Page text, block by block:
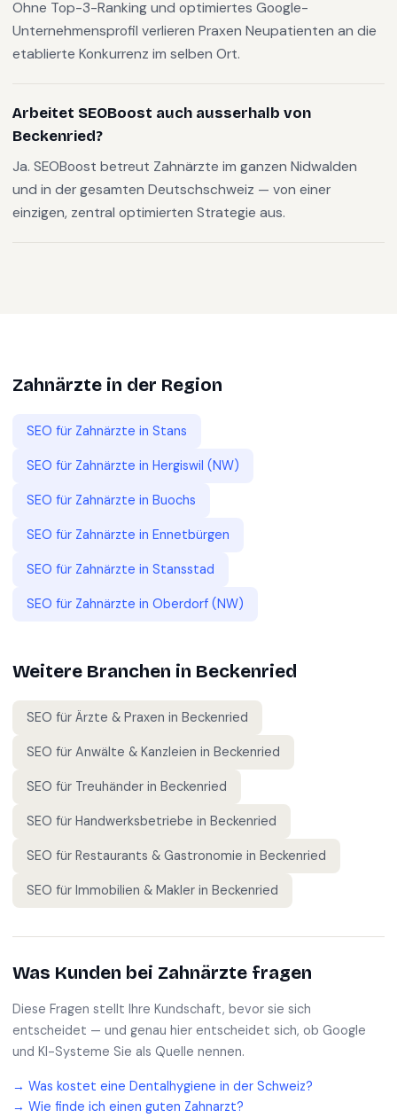
Ohne Top-3-Ranking und optimiertes Google-
Unternehmensprofil verlieren Praxen Neupatienten an die
etablierte Konkurrenz im selben Ort.
Arbeitet SEOBoost auch ausserhalb von
Beckenried?
Ja. SEOBoost betreut Zahnärzte im ganzen Nidwalden
und in der gesamten Deutschschweiz — von einer
einzigen, zentral optimierten Strategie aus.
Zahnärzte in der Region
SEO für Zahnärzte in Stans
SEO für Zahnärzte in Hergiswil (NW)
SEO für Zahnärzte in Buochs
SEO für Zahnärzte in Ennetbürgen
SEO für Zahnärzte in Stansstad
SEO für Zahnärzte in Oberdorf (NW)
Weitere Branchen in Beckenried
SEO für Ärzte & Praxen in Beckenried
SEO für Anwälte & Kanzleien in Beckenried
SEO für Treuhänder in Beckenried
SEO für Handwerksbetriebe in Beckenried
SEO für Restaurants & Gastronomie in Beckenried
SEO für Immobilien & Makler in Beckenried
Was Kunden bei Zahnärzte fragen
Diese Fragen stellt Ihre Kundschaft, bevor sie sich
entscheidet — und genau hier entscheidet sich, ob Google
und KI-Systeme Sie als Quelle nennen.
→ Was kostet eine Dentalhygiene in der Schweiz?
→ Wie finde ich einen guten Zahnarzt?